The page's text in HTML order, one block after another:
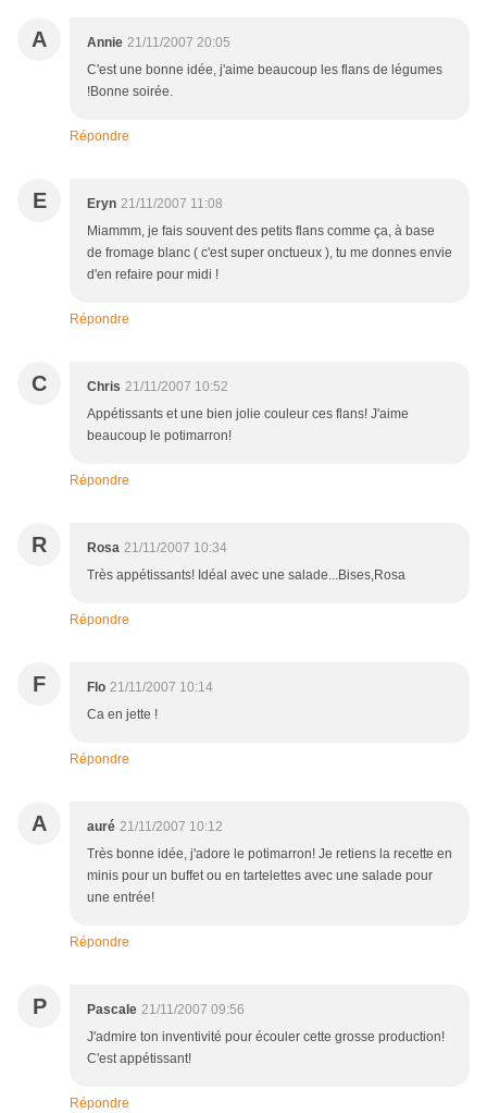
A Annie 21/11/2007 20:05
C'est une bonne idée, j'aime beaucoup les flans de légumes
!Bonne soirée.
Répondre
E Eryn 21/11/2007 11:08
Miammm, je fais souvent des petits flans comme ça, à base
de fromage blanc ( c'est super onctueux ), tu me donnes envie
d'en refaire pour midi !
Répondre
C Chris 21/11/2007 10:52
Appétissants et une bien jolie couleur ces flans! J'aime
beaucoup le potimarron!
Répondre
R Rosa 21/11/2007 10:34
Très appétissants! Idéal avec une salade...Bises,Rosa
Répondre
F Flo 21/11/2007 10:14
Ca en jette !
Répondre
A auré 21/11/2007 10:12
Très bonne idée, j'adore le potimarron! Je retiens la recette en
minis pour un buffet ou en tartelettes avec une salade pour
une entrée!
Répondre
P Pascale 21/11/2007 09:56
J'admire ton inventivité pour écouler cette grosse production!
C'est appétissant!
Répondre